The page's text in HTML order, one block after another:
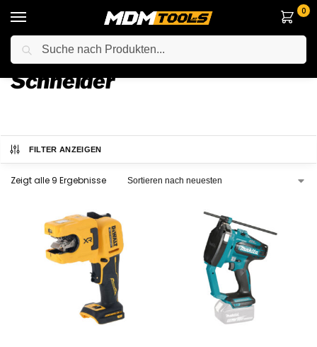
0
Startseite / Elektrowerkzeuge / Anderes Elektrowerkzeuge
Schneider
FILTER ANZEIGEN
Zeigt alle 9 Ergebnisse